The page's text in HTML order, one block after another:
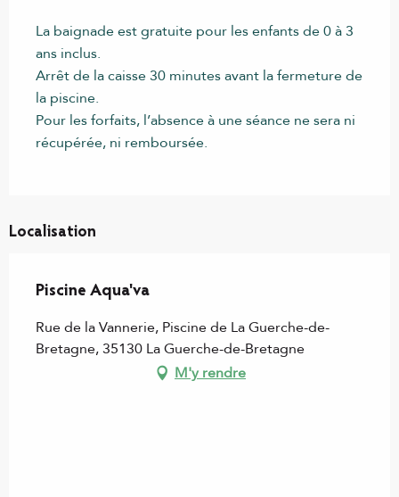
La baignade est gratuite pour les enfants de 0 à 3
ans inclus.
Arrêt de la caisse 30 minutes avant la fermeture de
la piscine.
Pour les forfaits, l’absence à une séance ne sera ni
récupérée, ni remboursée.
Localisation
Piscine Aqua'va
Rue de la Vannerie, Piscine de La Guerche-de-
Bretagne, 35130 La Guerche-de-Bretagne
M'y rendre